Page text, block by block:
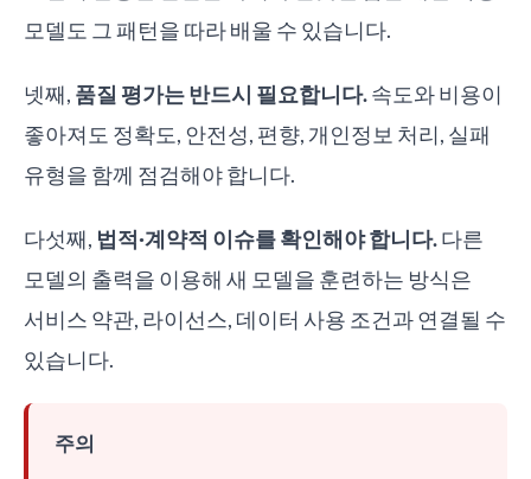
모델도 그 패턴을 따라 배울 수 있습니다.
넷째, 품질 평가는 반드시 필요합니다.속도와 비용이
좋아져도 정확도, 안전성, 편향, 개인정보 처리, 실패
유형을 함께 점검해야 합니다.
다섯째, 법적·계약적 이슈를 확인해야 합니다.다른
모델의 출력을 이용해 새 모델을 훈련하는 방식은
서비스 약관, 라이선스, 데이터 사용 조건과 연결될 수
있습니다.
주의